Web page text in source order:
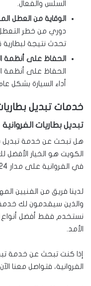
السلس والفعال.
الوقاية من العطل
دوري من خطر
تحدث نتيجة
الحفاظ على أنظمة
الحفاظ على أنظمة
أداء السيارة بشكل
خدمات تبديل
تبديل بطاريات الفروانية
هل تبحث عن خدمة تبديل
الكويت هو الخيار الأفضل
في الفروانية على مدار 24 ساعة، وبأسعار منافسة.
لدينا فريق من الفنيين
والذين سيقدمون لك خدمة
نستخدم فقط أفضل أنواع
الأمد.
إذا كنت تبحث عن خدمة
الفروانية، فتواصل معنا